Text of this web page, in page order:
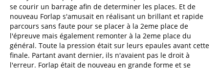
se courir un barrage afin de determiner les places. Et de
nouveau Forlap s'amusait en réalisant un brillant et rapide
parcours sans faute pour se placer à la 2eme place de
l'épreuve mais également remonter à la 2eme place du
général. Toute la pression était sur leurs epaules avant cette
finale. Partant avant dernier, ils n'avaient pas le droit à
l'erreur. Forlap était de nouveau en grande forme et se